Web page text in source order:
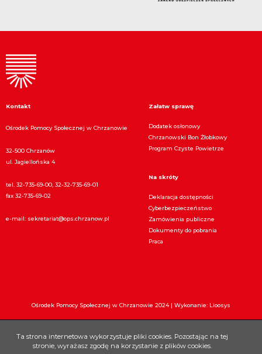
Kontakt
Ośrodek Pomocy Społecznej w Chrzanowie
32-500 Chrzanów
ul. Jagiellońska 4
tel. 32-735-69-00, 32-32-735-69-01
fax 32-735-69-02
e-mail: sekretariat@ops.chrzanow.pl
Załatw sprawę
Dodatek osłonowy
Chrzanowski Bon Żłobkowy
Program Czyste Powietrze
Na skróty
Deklaracja dostępności
Cyberbezpieczeństwo
Zamówienia publiczne
Dokumenty do pobrania
Praca
Ośrodek Pomocy Społecznej w Chrzanowie 2024 | Wykonanie: Lioosys
Ta strona internetowa wykorzystuje pliki cookies. Pozostając na tej
stronie, wyrażasz zgodę na korzystanie z plików cookies.